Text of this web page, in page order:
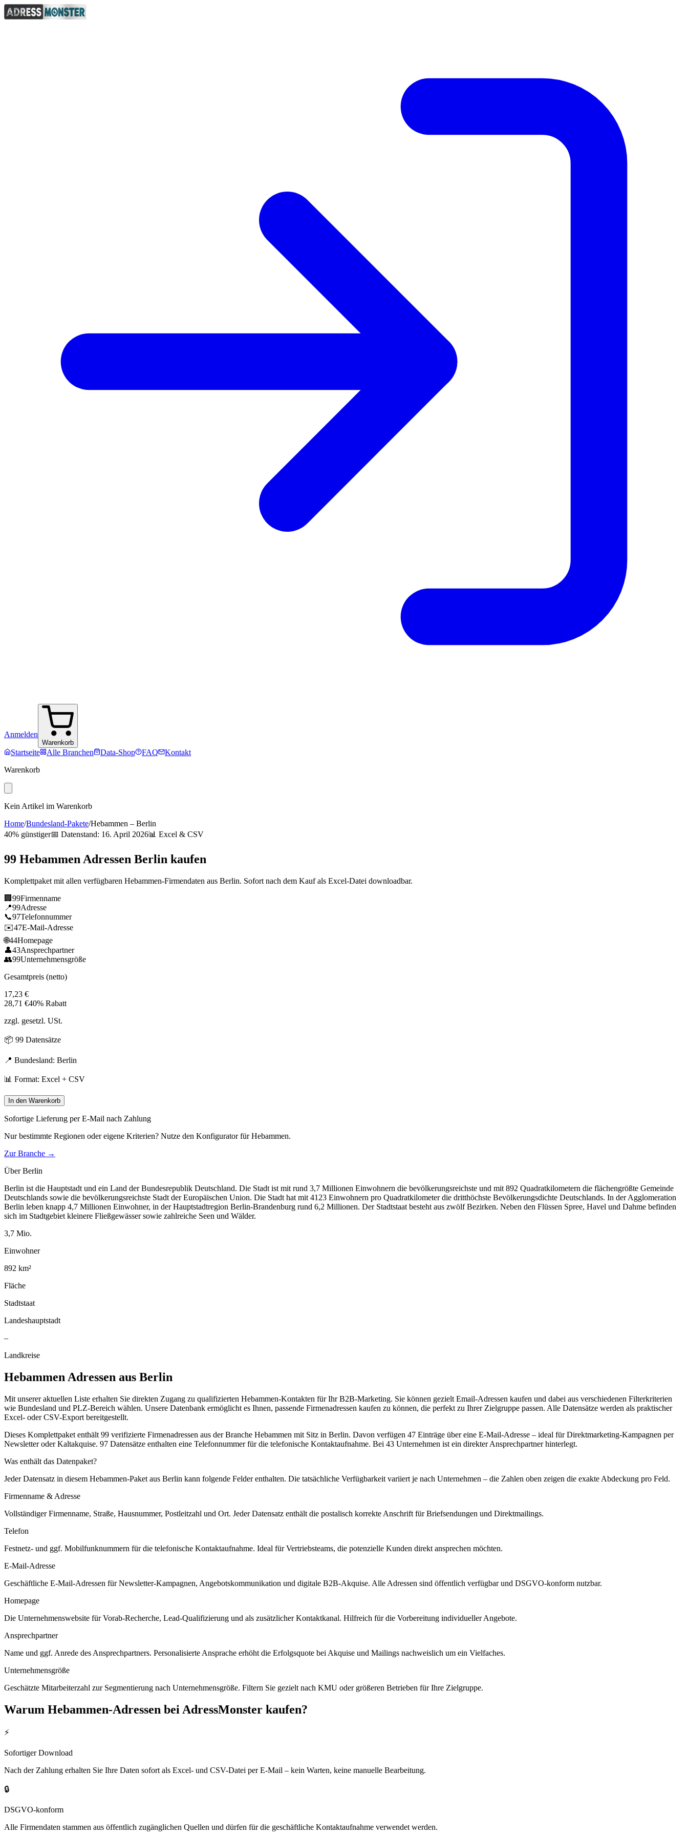
Anmelden
Warenkorb
Startseite Alle Branchen Data-Shop FAQ
Kontakt
Warenkorb
Kein Artikel im Warenkorb
Home/Bundesland-Pakete/Hebammen – Berlin
40% günstiger📅 Datenstand: 16. April 2026📊 Excel & CSV
99 Hebammen Adressen Berlin kaufen
Komplettpaket mit allen verfügbaren Hebammen-Firmendaten aus Berlin. Sofort nach dem Kauf als Excel-Datei downloadbar.
🏢 99Firmenname
📍99Adresse
📞97Telefonnummer
✉️47E-Mail-Adresse
🌐44Homepage
👤43Ansprechpartner
👥99Unternehmensgröße
Gesamtpreis (netto)
17,23 €
28,71 €40% Rabatt
zzgl. gesetzl. USt.
📦 99 Datensätze
📍 Bundesland: Berlin
📊 Format: Excel + CSV
In den Warenkorb
Sofortige Lieferung per E-Mail nach Zahlung
Nur bestimmte Regionen oder eigene Kriterien? Nutze den Konfigurator fürHebammen.
Zur Branche →
ÜberBerlin
Berlin ist die Hauptstadt und ein Land der Bundesrepublik Deutschland. Die Stadt ist mit rund 3,7 Millionen Einwohnern die bevölkerungsreichste und mit 892 Quadratkilometern die flächengrößte Gemeinde
Deutschlands sowie die bevölkerungsreichste Stadt der Europäischen Union. Die Stadt hat mit 4123 Einwohnern pro Quadratkilometer die dritthöchste Bevölkerungsdichte Deutschlands. In der Agglomeration
Berlin leben knapp 4,7 Millionen Einwohner, in der Hauptstadtregion Berlin-Brandenburg rund 6,2 Millionen. Der Stadtstaat besteht aus zwölf Bezirken. Neben den Flüssen Spree, Havel und Dahme befinden
sich im Stadtgebiet kleinere Fließgewässer sowie zahlreiche Seen und Wälder.
3,7 Mio.
Einwohner
892 km²
Fläche
Stadtstaat
Landeshauptstadt
–
Landkreise
Hebammen Adressen aus Berlin
Mit unserer aktuellen Liste erhalten Sie direkten Zugang zu qualifizierten Hebammen-Kontakten für Ihr B2B-Marketing. Sie können gezielt Email-Adressen kaufen und dabei aus verschiedenen Filterkriterien
wie Bundesland und PLZ-Bereich wählen. Unsere Datenbank ermöglicht es Ihnen, passende Firmenadressen kaufen zu können, die perfekt zu Ihrer Zielgruppe passen. Alle Datensätze werden als praktischer
Excel- oder CSV-Export bereitgestellt.
Dieses Komplettpaket enthält 99 verifizierte Firmenadressen aus der Branche Hebammen mit Sitz in Berlin. Davon verfügen 47 Einträge über eine E-Mail-Adresse – ideal für Direktmarketing-Kampagnen per
Newsletter oder Kaltakquise. 97 Datensätze enthalten eine Telefonnummer für die telefonische Kontaktaufnahme. Bei 43 Unternehmen ist ein direkter Ansprechpartner hinterlegt.
Was enthält das Datenpaket?
Jeder Datensatz in diesem Hebammen-Paket aus Berlin kann folgende Felder enthalten. Die tatsächliche Verfügbarkeit variiert je nach Unternehmen – die Zahlen oben zeigen die exakte Abdeckung pro Feld.
Firmenname & Adresse
Vollständiger Firmenname, Straße, Hausnummer, Postleitzahl und Ort. Jeder Datensatz enthält die postalisch korrekte Anschrift für Briefsendungen und Direktmailings.
Telefon
Festnetz- und ggf. Mobilfunknummern für die telefonische Kontaktaufnahme. Ideal für Vertriebsteams, die potenzielle Kunden direkt ansprechen möchten.
E-Mail-Adresse
Geschäftliche E-Mail-Adressen für Newsletter-Kampagnen, Angebotskommunikation und digitale B2B-Akquise. Alle Adressen sind öffentlich verfügbar und DSGVO-konform nutzbar.
Homepage
Die Unternehmenswebsite für Vorab-Recherche, Lead-Qualifizierung und als zusätzlicher Kontaktkanal. Hilfreich für die Vorbereitung individueller Angebote.
Ansprechpartner
Name und ggf. Anrede des Ansprechpartners. Personalisierte Ansprache erhöht die Erfolgsquote bei Akquise und Mailings nachweislich um ein Vielfaches.
Unternehmensgröße
Geschätzte Mitarbeiterzahl zur Segmentierung nach Unternehmensgröße. Filtern Sie gezielt nach KMU oder größeren Betrieben für Ihre Zielgruppe.
Warum Hebammen-Adressen bei AdressMonster kaufen?
⚡
Sofortiger Download
Nach der Zahlung erhalten Sie Ihre Daten sofort als Excel- und CSV-Datei per E-Mail – kein Warten, keine manuelle Bearbeitung.
🔒
DSGVO-konform
Alle Firmendaten stammen aus öffentlich zugänglichen Quellen und dürfen für die geschäftliche Kontaktaufnahme verwendet werden.